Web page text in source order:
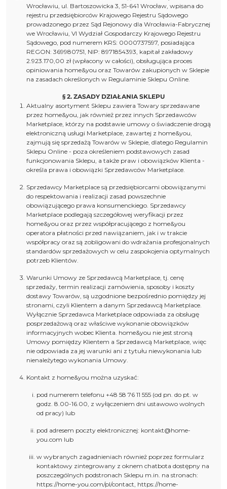
Wrocławiu, ul. Bartoszowicka 3, 51-641 Wrocław, wpisana do
rejestru przedsiębiorców Krajowego Rejestru Sądowego
prowadzonego przez Sąd Rejonowy dla Wrocławia-Fabrycznej
we Wrocławiu, VI Wydział Gospodarczy Krajowego Rejestru
Sądowego, pod numerem KRS: 0000737597, posiadająca
REGON: 369980751, NIP: 8971854393, kapitał zakładowy
2.923.170,00 zł (wpłacony w całości), obsługująca proces
opiniowania home&you oraz Towarów zakupionych w Sklepie
na zasadach określonych w Regulaminie Sklepu Online.
§ 2. ZASADY DZIAŁANIA SKLEPU
Aktualny asortyment Sklepu zawiera Towary sprzedawane
przez home&you, jak również przez innych Sprzedawców
Marketplace, którzy na podstawie umowy o świadczenie drogą
elektroniczną usługi Marketplace, zawartej z home&you,
zajmują się sprzedażą Towarów w Sklepie, dlatego Regulamin
Sklepu Online - poza określeniem podstawowych zasad
funkcjonowania Sklepu, a także praw i obowiązków Klienta -
określa prawa i obowiązki Sprzedawców Marketplace.
Sprzedawcy Marketplace są przedsiębiorcami obowiązanymi
do respektowania i realizacji zasad powszechnie
obowiązującego prawa konsumenckiego. Sprzedawcy
Marketplace podlegają szczegółowej weryfikacji przez
home&you oraz przez współpracującego z home&you
operatora płatności przed nawiązaniem, jak i w trakcie
współpracy oraz są zobligowani do wdrażania profesjonalnych
standardów sprzedażowych w celu zaspokojenia optymalnych
potrzeb Klientów.
Warunki Umowy ze Sprzedawcą Marketplace, tj. cenę
sprzedaży, termin realizacji zamówienia, sposoby i koszty
dostawy Towarów, są uzgodnione bezpośrednio pomiędzy jej
stronami, czyli Klientem a danym Sprzedawcą Marketplace.
Wyłącznie Sprzedawca Marketplace odpowiada za obsługę
posprzedażową oraz właściwe wykonanie obowiązków
informacyjnych wobec Klienta. home&you nie jest stroną
Umowy pomiędzy Klientem a Sprzedawcą Marketplace, więc
nie odpowiada za jej warunki ani z tytułu niewykonania lub
nienależytego wykonania Umowy.
Kontakt z home&you można uzyskać:
pod numerem telefonu +48 58 76 11 555 (od pn. do pt. w
godz. 8.00-16.00, z wyłączeniem dni ustawowo wolnych
od pracy) lub
pod adresem poczty elektronicznej: kontakt@home-
you.com lub
w wybranych zagadnieniach również poprzez formularz
kontaktowy zintegrowany z oknem chatbota dostępny na
poszczególnych podstronach Sklepu m.in. na stronach:
https://home-you.com/pl/contact, https://home-